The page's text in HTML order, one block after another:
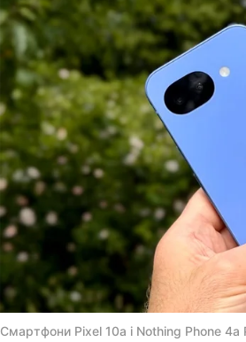
Смартфони Pixel 10a і Nothing Phone